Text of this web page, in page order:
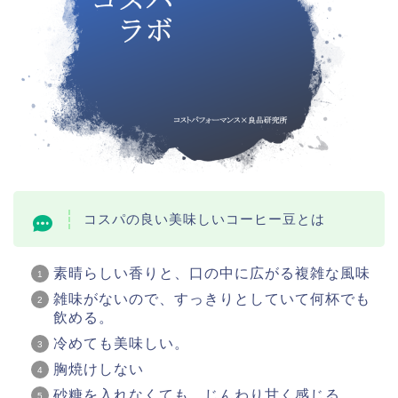
コスパの良い美味しいコーヒー豆とは
素晴らしい香りと、口の中に広がる複雑な風味
雑味がないので、すっきりとしていて何杯でも
飲める。
冷めても美味しい。
胸焼けしない